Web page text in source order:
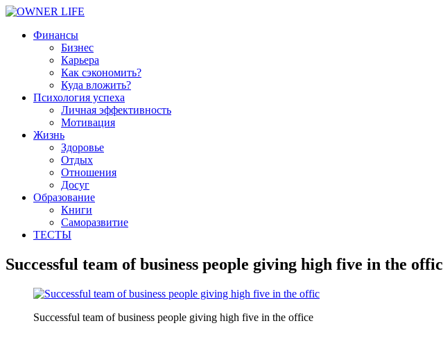
Финансы
Бизнес
Карьера
Как сэкономить?
Куда вложить?
Психология успеха
Личная эффективность
Мотивация
Жизнь
Здоровье
Отдых
Отношения
Досуг
Образование
Книги
Саморазвитие
ТЕСТЫ
Successful team of business people giving high five in the offic
Successful team of business people giving high five in the office